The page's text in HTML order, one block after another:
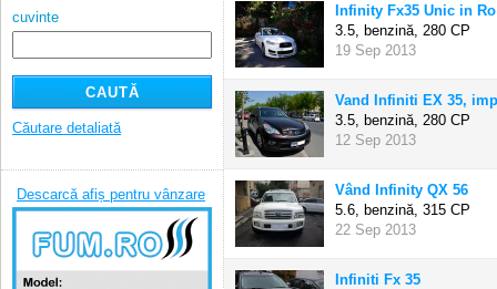
cuvinte
Căutare detaliată
Descarcă afiș pentru vânzare
Infinity Fx35 Unic in Ro
3.5, benzină, 280 CP
19 Sep 2013
Vand Infiniti EX 35,
3.5, benzină, 280 CP
12 Sep 2013
Vând Infinity QX 56
5.6, benzină, 315 CP
22 Sep 2013
Infiniti Fx 35